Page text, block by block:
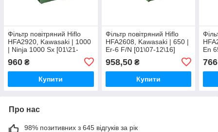
Фільтр повітряний Hiflo
HFA2920, Kawasaki | 1000
| Ninja 1000 Sx [01\21-
960 ₴
Купити
Фільтр повітряний Hiflo
HFA2608, Kawasaki | 650 |
Er-6 F/N [01\07-12\16]
958,50₴
Купити
En
Про нас
98% позитивних з 645 відгуків за рік